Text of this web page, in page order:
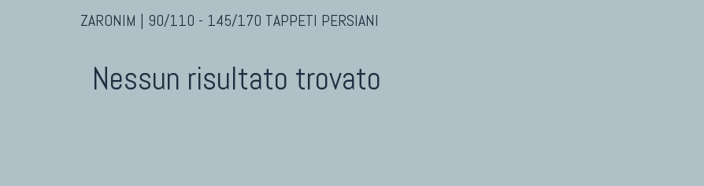
ZARONIM | 90/110 - 145/170 TAPPETI PERSIANI
Nessun risultato trovato